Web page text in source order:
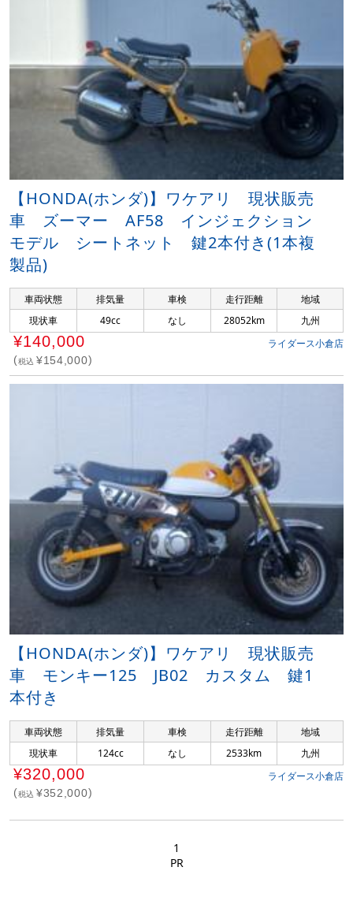
【HONDA(ホンダ)】ワケアリ 現状販売
車 ズーマー AF58 インジェクション
モデル シートネット 鍵2本付き(1本複
製品)
車両状態 排気量 車検 走行距離
地域
現状車
49cc なし 28052km 九州
¥140,000
税込 ¥154,000
ライダース小倉店
【HONDA(ホンダ)】ワケアリ 現状販売
車 モンキー125 JB02 カスタム 鍵1
本付き
車両状態 排気量 車検 走行距離
地域
現状車
124cc なし 2533km 九州
¥320,000
税込 ¥352,000
ライダース小倉店
1
PR